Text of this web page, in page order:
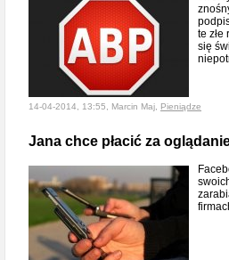
te
się
14-04-2014, 13:55, Marcin Maj, Pieniądze
Jana chce płacić za